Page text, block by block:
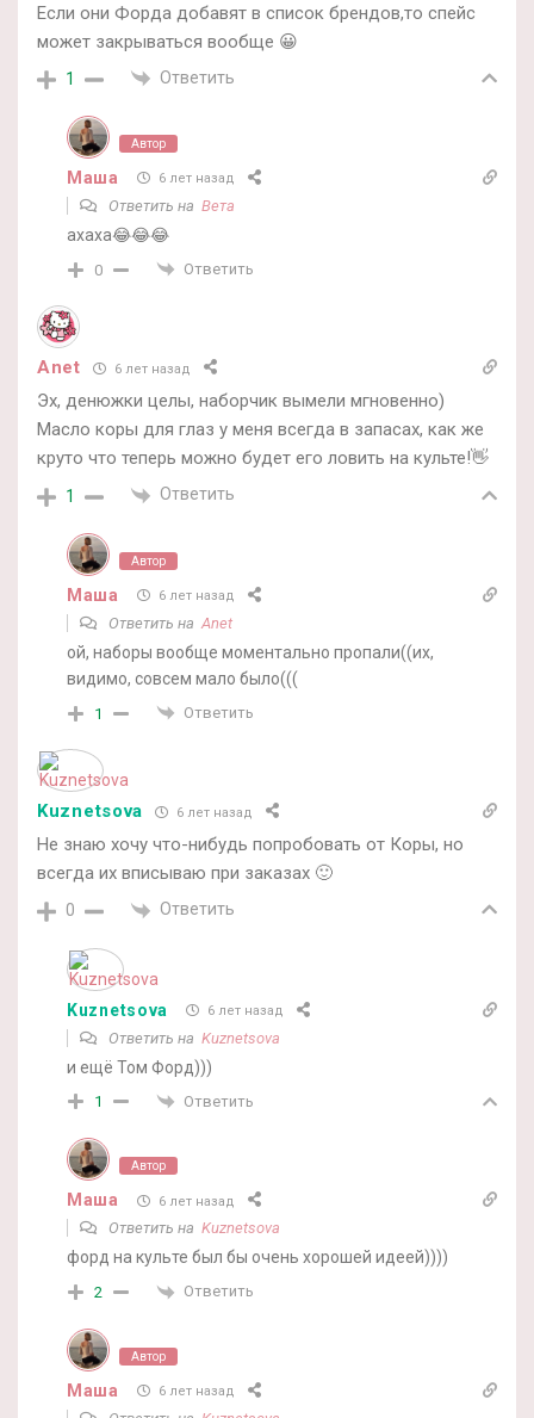
Если они Форда добавят в список брендов,то спейс
может закрываться вообще 😀
1 Ответить
Автор
Маша 6 лет назад
Ответить на Вета
ахаха😂😂😂
0 Ответить
Anet 6 лет назад
Эх, денюжки целы, наборчик вымели мгновенно)
Масло коры для глаз у меня всегда в запасах, как же
круто что теперь можно будет его ловить на культе!👋
1 Ответить
Автор
Маша 6 лет назад
Ответить на Anet
ой, наборы вообще моментально пропали((их,
видимо, совсем мало было(((
1 Ответить
Kuznetsova 6 лет назад
Не знаю хочу что-нибудь попробовать от Коры, но
всегда их вписываю при заказах 🙂
0 Ответить
Kuznetsova 6 лет назад
Ответить на Kuznetsova
и ещё Том Форд)))
1 Ответить
Автор
Маша 6 лет назад
Ответить на Kuznetsova
форд на культе был бы очень хорошей идеей))))
2 Ответить
Автор
Маша 6 лет назад